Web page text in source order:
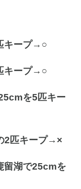
キープ→○
キープ→○
を5匹キー
2匹キープ→×
留湖で25cmを